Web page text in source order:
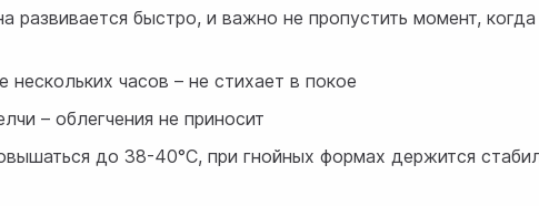
развивается быстро, и важно не пропустить момент, когда
часов – не стихает в покое
– облегчения не приносит
до 38-40°C, при гнойных формах держится